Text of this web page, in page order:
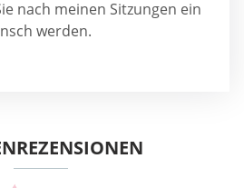
nach meinen Sitzungen ein
werden.